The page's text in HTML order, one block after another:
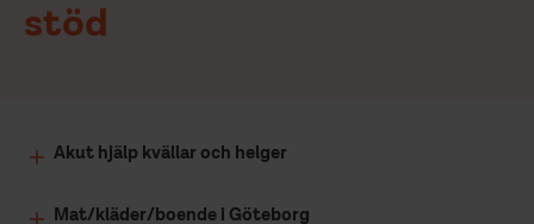
stöd
Akut hjälp kvällar och helger
Mat/kläder/boende i Göteborg